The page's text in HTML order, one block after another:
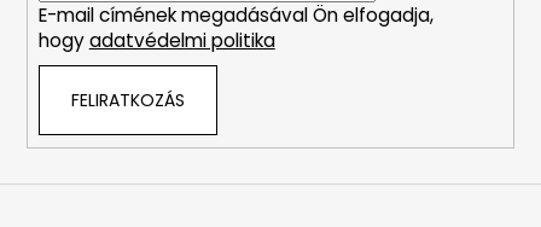
E-mail címének megadásával Ön elfogadja,
hogyadatvédelmi politika
FELIRATKOZÁS